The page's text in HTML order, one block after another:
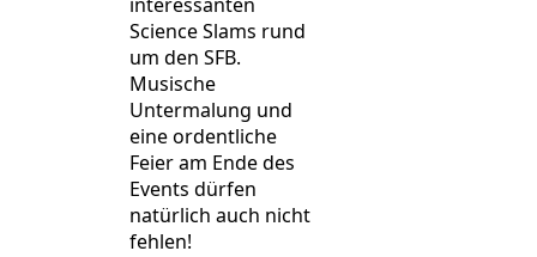
interessanten
Science Slams rund
um den SFB.
Musische
Untermalung und
eine ordentliche
Feier am Ende des
Events dürfen
natürlich auch nicht
fehlen!